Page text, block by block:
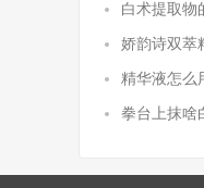
白术提取物
娇韵诗双萃
精华液怎么
拳台上抹啥